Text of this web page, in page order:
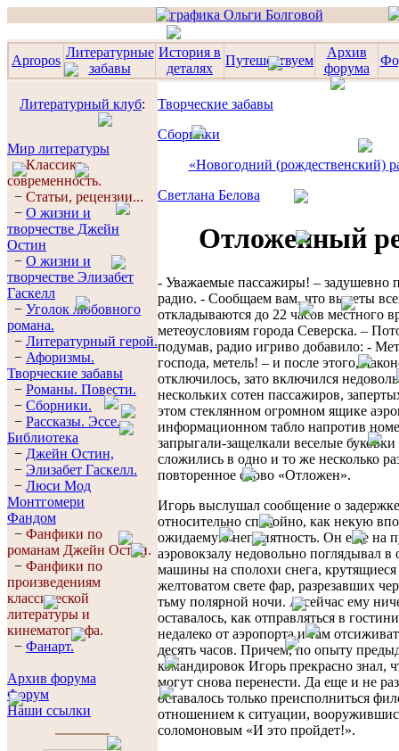
Apropos
Литературные
забавы
История в
деталях
Путешествуем
Архив
форума
Литературный клуб:
Мир литературы
−Классика,
современность.
− Статьи, рецензии...
− О жизни и
творчестве Джейн
Остин
− О жизни и
творчестве Элизабет
Гaскелл
− Уголок любовного
романа.
− Литературный герой.
− Афоризмы.
Творческие забавы
− Романы. Повести.
− Сборники.
− Рассказы. Эссe.
Библиотека
− Джейн Остин,
− Элизабет Гaскелл.
− Люси Мод
Монтгомери
Фандом
− Фанфики по
романам Джейн Остин.
− Фанфики по
произведениям
классической
литературы и
кинематографа.
− Фанарт.
Архив форума
Форум
Наши ссылки
Творческие забавы
Сборники
«Новогодний (рождественский)
Светлана Белова
Отложенный
- Уважаемые пассажиры! – задушевно
радио. - Сообщаем вам, что вылеты
откладываются до 22 часов местного
метеоусловиям города Северска. –
подумав, радио игриво добавило: -
господа, метель! – и после этого,
отключилось, зато включился
нескольких сотен пассажиров,
этом стеклянном огромном ящике
информационном табло напротив
запрыгали-защелкали веселые буковки
сложились в одно и то же несколько
повторенное слово «Отложен».
Игорь выслушал сообщение о
относительно спокойно, как некую
ожидаемую неприятность. Он еще на
аэровокзалу недовольно поглядывал в
машины на сполохи снега, крутящиеся
желтоватом свете фар, разрезавших
тьму полярной ночи. А сейчас ему
оставалось, как отправляться в
недалеко от аэропорта и там
десять часов. Причем, по опыту
командировок Игорь прекрасно знал,
могут снова перенести. Да еще и не
оставалось только преисполниться
отношением к ситуации,
соломоновым «И это пройдет!».